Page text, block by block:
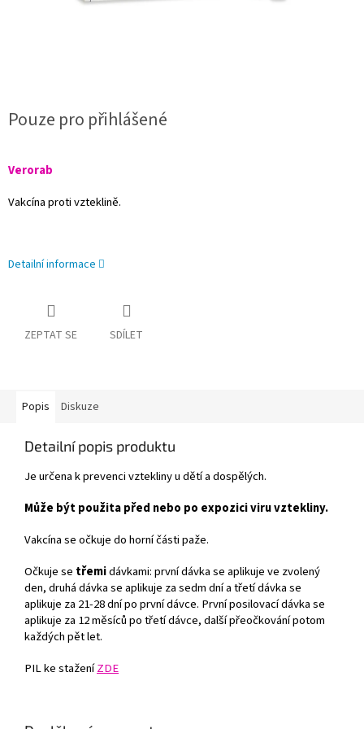
Pouze pro přihlášené
Verorab
Vakcína proti vzteklině.
Detailní informace
ZEPTAT SE SDÍLET
Popis Diskuze
Detailní popis produktu
Je určena k prevenci vztekliny u dětí a dospělých.
Může být použita před nebo po expozici viru vztekliny.
Vakcína se očkuje do horní části paže.
Očkuje se třemidávkami: první dávka se aplikuje ve zvolený
den, druhá dávka se aplikuje za sedm dní a třetí dávka se
aplikuje za 21-28 dní po první dávce. První posilovací dávka se
aplikuje za 12 měsíců po třetí dávce, další přeočkování potom
každých pět let.
PIL ke staženíZDE